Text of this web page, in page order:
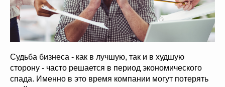
Судьба бизнеса - как в лучшую, так и в худшую
сторону - часто решается в период экономического
спада. Именно в это время компании могут потерять